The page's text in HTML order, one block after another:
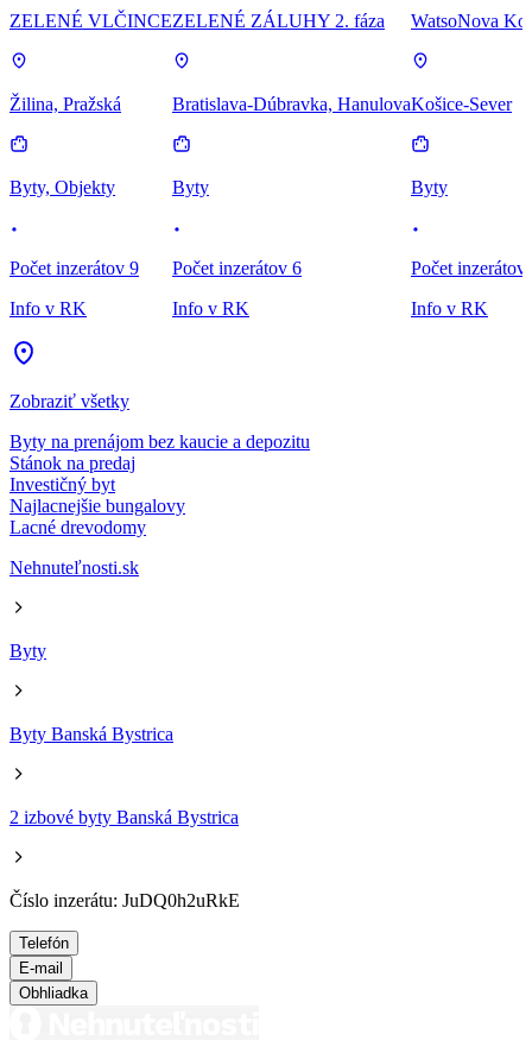
ZELENÉ VLČINCE
Žilina, Pražská
Byty, Objekty
Počet inzerátov 9
Info v RK
ZELENÉ ZÁLUHY 2. fáza
Bratislava-Dúbravka, Hanulova
Byty
Počet inzerátov 6
Info v RK
WatsoNova
Košice-Sever
Byty
Počet inzerátov
Info v RK
Zobraziť všetky
Byty na prenájom bez kaucie a depozitu
Stánok na predaj
Investičný byt
Najlacnejšie bungalovy
Lacné drevodomy
Nehnuteľnosti.sk
Byty
Byty Banská Bystrica
2 izbové byty Banská Bystrica
Číslo inzerátu: JuDQ0h2uRkE
Telefón
E-mail
Obhliadka